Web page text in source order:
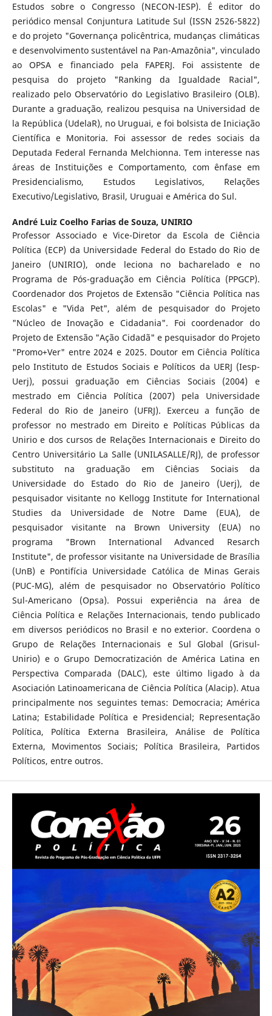
Estudos sobre o Congresso (NECON-IESP). É editor do
periódico mensal Conjuntura Latitude Sul (ISSN 2526-5822)
e do projeto "Governança policêntrica, mudanças climáticas
e desenvolvimento sustentável na Pan-Amazônia", vinculado
ao OPSA e financiado pela FAPERJ. Foi assistente de
pesquisa do projeto "Ranking da Igualdade Racial",
realizado pelo Observatório do Legislativo Brasileiro (OLB).
Durante a graduação, realizou pesquisa na Universidad de
la República (UdelaR), no Uruguai, e foi bolsista de Iniciação
Científica e Monitoria. Foi assessor de redes sociais da
Deputada Federal Fernanda Melchionna. Tem interesse nas
áreas de Instituições e Comportamento, com ênfase em
Presidencialismo, Estudos Legislativos, Relações
Executivo/Legislativo, Brasil, Uruguai e América do Sul.
André Luiz Coelho Farias de Souza, UNIRIO
Professor Associado e Vice-Diretor da Escola de Ciência
Política (ECP) da Universidade Federal do Estado do Rio de
Janeiro (UNIRIO), onde leciona no bacharelado e no
Programa de Pós-graduação em Ciência Política (PPGCP).
Coordenador dos Projetos de Extensão "Ciência Política nas
Escolas" e "Vida Pet", além de pesquisador do Projeto
"Núcleo de Inovação e Cidadania". Foi coordenador do
Projeto de Extensão "Ação Cidadã" e pesquisador do Projeto
"Promo+Ver" entre 2024 e 2025. Doutor em Ciência Política
pelo Instituto de Estudos Sociais e Políticos da UERJ (Iesp-
Uerj), possui graduação em Ciências Sociais (2004) e
mestrado em Ciência Política (2007) pela Universidade
Federal do Rio de Janeiro (UFRJ). Exerceu a função de
professor no mestrado em Direito e Políticas Públicas da
Unirio e dos cursos de Relações Internacionais e Direito do
Centro Universitário La Salle (UNILASALLE/RJ), de professor
substituto na graduação em Ciências Sociais da
Universidade do Estado do Rio de Janeiro (Uerj), de
pesquisador visitante no Kellogg Institute for International
Studies da Universidade de Notre Dame (EUA), de
pesquisador visitante na Brown University (EUA) no
programa "Brown International Advanced Resarch
Institute", de professor visitante na Universidade de Brasília
(UnB) e Pontifícia Universidade Católica de Minas Gerais
(PUC-MG), além de pesquisador no Observatório Político
Sul-Americano (Opsa). Possui experiência na área de
Ciência Política e Relações Internacionais, tendo publicado
em diversos periódicos no Brasil e no exterior. Coordena o
Grupo de Relações Internacionais e Sul Global (Grisul-
Unirio) e o Grupo Democratización de América Latina en
Perspectiva Comparada (DALC), este último ligado à da
Asociación Latinoamericana de Ciência Política (Alacip). Atua
principalmente nos seguintes temas: Democracia; América
Latina; Estabilidade Política e Presidencial; Representação
Política, Política Externa Brasileira, Análise de Política
Externa, Movimentos Sociais; Política Brasileira, Partidos
Políticos, entre outros.